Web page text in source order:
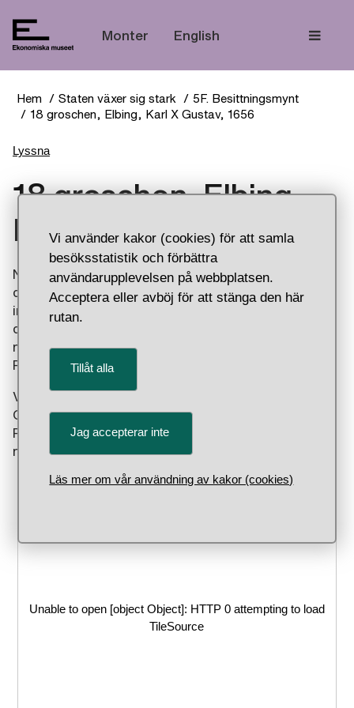
Vi använder kakor (cookies) för att samla
besöksstatistik och förbättra
användarupplevelsen på webbplatsen.
Acceptera eller avböj för att stänga den här
rutan.
Tillåt alla
Jag accepterar inte
Läs mer om vår användning av kakor (cookies)
Monter English Tema
Hem Staten växer sig stark
5F. Besittningsmynt
18 groschen, Elbing, Karl X Gustav, 1656
Lyssna
18 groschen, Elbing,
Karl X Gustav, 1656
När kung Karl X Gustav intog staden Elbing i
dagens Polen i december 1655 lät svenskarna
inrätta ett nytt mynthus, alltså en myntverkstad,
där. Under några månader år 1656 präglade man
mynt som skulle utbetalas till den svenska armén i
Preussen.
Valören var 18 groschenmynt (ort) och hade Karl X
Gustavs porträtt och namn på åtsidan (framsidan).
På frånsidan (baksidan) fanns ett lejon tillsammans
med tre kronor, det svenska lilla riksvapnet.
Unable to open [object Object]: HTTP 0 attempting to load
TileSource